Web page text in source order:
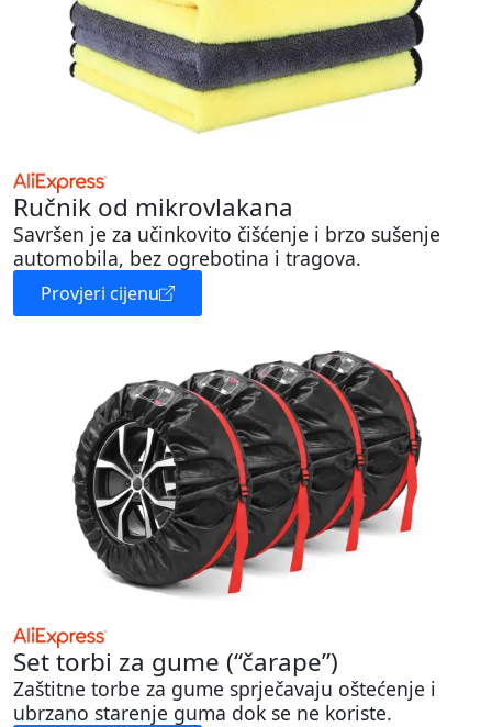
Ručnik od mikrovlakana
Savršen je za učinkovito čišćenje i brzo sušenje
automobila, bez ogrebotina i tragova.
Provjeri cijenu
Set torbi za gume (“čarape”)
Zaštitne torbe za gume sprječavaju oštećenje i
ubrzano starenje guma dok se ne koriste.